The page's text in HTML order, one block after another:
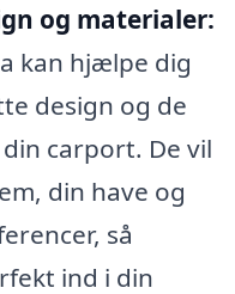
og materialer:
kan hjælpe dig
design og de
carport. De vil
din have og
så
ind i din